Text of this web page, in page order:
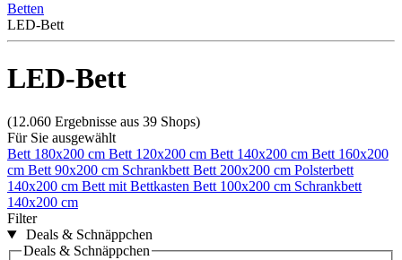
Betten
LED-Bett
LED-Bett
(12.060 Ergebnisse aus 39 Shops)
Für Sie ausgewählt
Bett 180x200 cm Bett 120x200 cm Bett 140x200 cm Bett 160x200
cm Bett 90x200 cm Schrankbett Bett 200x200 cm Polsterbett
140x200 cm Bett mit Bettkasten Bett 100x200 cm Schrankbett
140x200 cm
Filter
Deals & Schnäppchen
Deals & Schnäppchen